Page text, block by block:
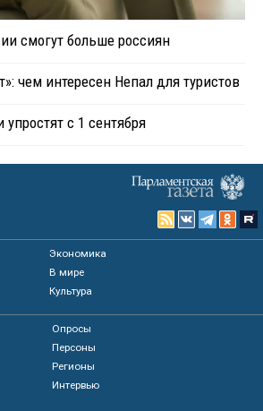
смогут больше россиян
чем интересен Непал для туристов
с 1 сентября
Экономика
В мире
Культура
Опросы
Персоны
Регионы
Интервью